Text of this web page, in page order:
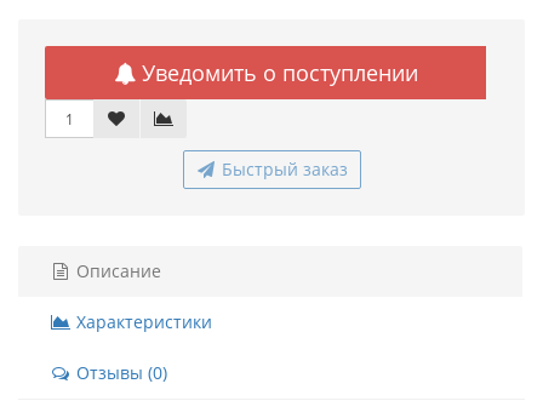
Уведомить о поступлении
Быстрый заказ
Описание
Характеристики
Отзывы (0)